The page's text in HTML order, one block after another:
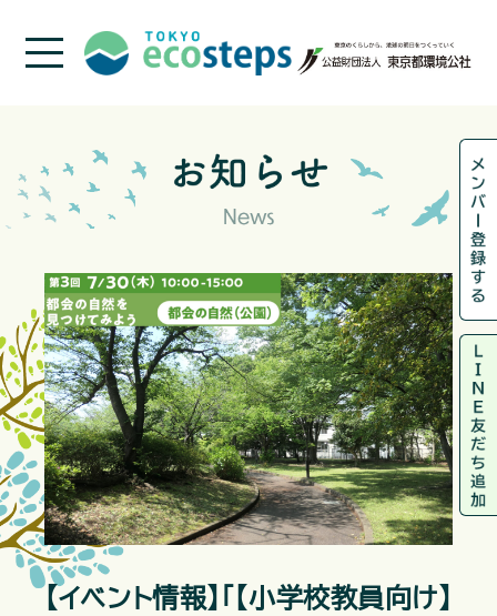
【イベント情報】「【小学校教員向け】